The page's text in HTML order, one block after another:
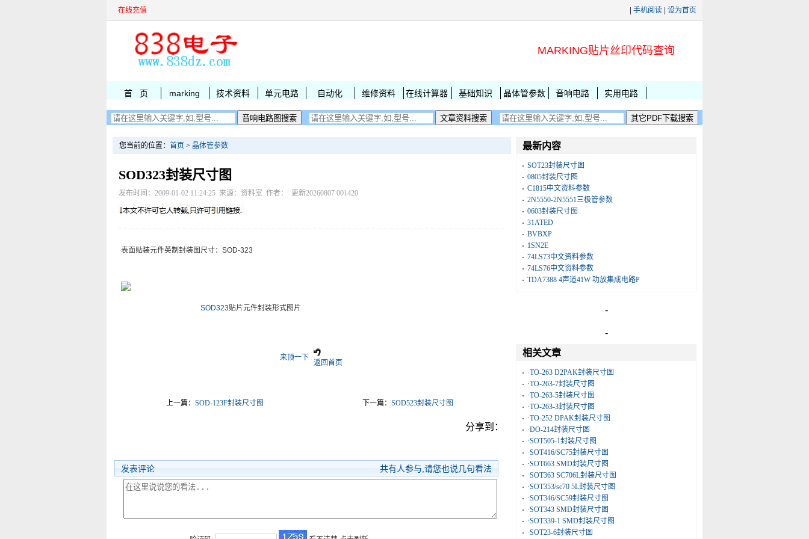
在线充值 手机阅读 设为首页
MARKING贴片丝印代码查询
首 页 marking 技术资料 单元电路 自动化 维修资料 在线计算器 基础知识 晶体管参数 音响电路 实用电路
您当前的位置： 首页 > 晶体管参数
SOD323封装尺寸图
发布时间：2009-01-02 11:24:25 来源：资料室 作者： 更新20260807 001420
表面贴装元件英制封装图尺寸：SOD-323
SOD323贴片元件封装形式图片
来顶一下
返回首页
上一篇： SOD-123F封装尺寸图 下一篇： SOD523封装尺寸图
分享到：
发表评论 共有人参与,请您也说几句看法
最新内容
SOT23封装尺寸图
0805封装尺寸图
C1815中文资料参数
2N5550-2N5551三极管参数
0603封装尺寸图
31ATED
BVBXP
1SN2E
74LS73中文资料参数
74LS76中文资料参数
TDA7388 4声道41W 功放集成电路P
-
-
相关文章
·TO-263 D2PAK封装尺寸图
·TO-263-7封装尺寸图
·TO-263-5封装尺寸图
·TO-263-3封装尺寸图
·TO-252 DPAK封装尺寸图
·DO-214封装尺寸图
·SOT505-1封装尺寸图
·SOT416/SC75封装尺寸图
·SOT663 SMD封装尺寸图
·SOT363 SC706L封装尺寸图
·SOT353/sc70 5L封装尺寸图
·SOT346/SC59封装尺寸图
·SOT343 SMD封装尺寸图
·SOT339-1 SMD封装尺寸图
·SOT23-6封装尺寸图